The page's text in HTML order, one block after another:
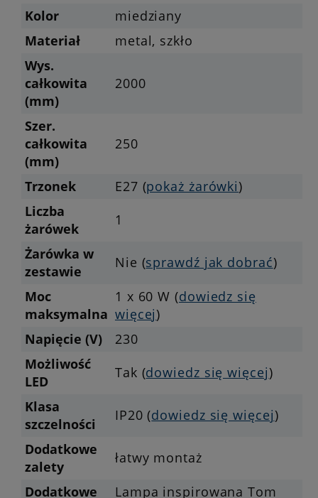
Kolor
miedziany
Materiał
metal, szkło
Wys.
całkowita
(mm)
2000
Szer.
całkowita
(mm)
250
Trzonek E27 (pokaż żarówki)
Liczba
żarówek
1
Żarówka w
zestawie
Nie (sprawdź jak dobrać)
Moc
maksymalna
1 x 60 W (dowiedz się
więcej)
Napięcie (V)
230
Możliwość
LED
Tak (dowiedz się więcej)
Klasa
szczelności
IP20 (dowiedz się więcej)
Dodatkowe
zalety
łatwy montaż
Dodatkowe
Lampa inspirowana Tom